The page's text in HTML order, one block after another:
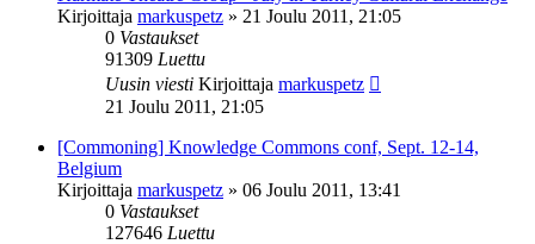
Kirjoittaja markuspetz » 21 Joulu 2011, 21:05
0 Vastaukset
91309 Luettu
Uusin viesti Kirjoittaja markuspetz
21 Joulu 2011, 21:05
[Commoning] Knowledge Commons conf, Sept. 12-14,
Belgium
Kirjoittaja markuspetz » 06 Joulu 2011, 13:41
0 Vastaukset
127646 Luettu